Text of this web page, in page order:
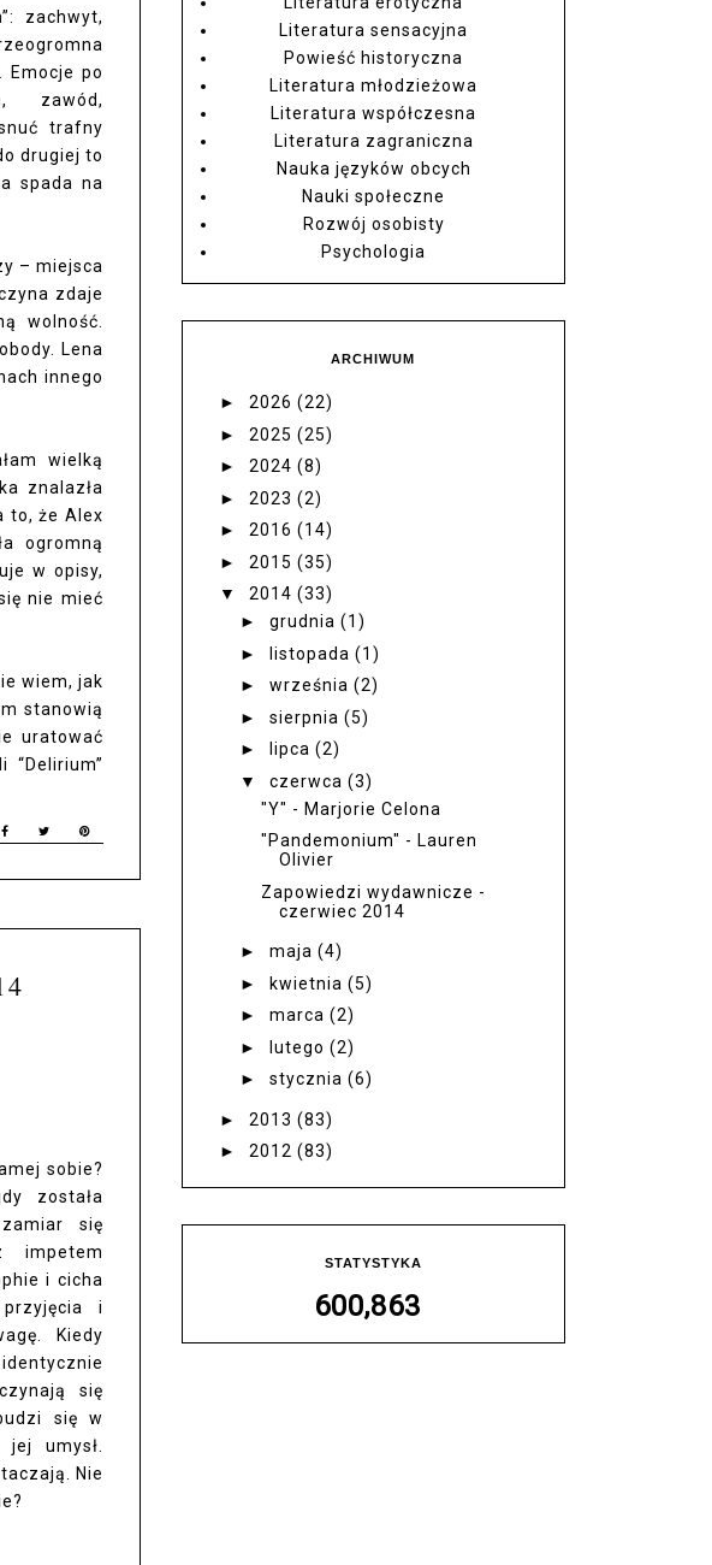
zachwyt,
Emocje po
zawód,
trafny
drugiej to
spada na
– miejsca
zdaje
wolność.
Lena
innego
wielką
znalazła
to, że Alex
ogromną
w opisy,
nie mieć
wiem, jak
stanowią
uratować
sobie?
została
się
impetem
i cicha
i
Kiedy
się
się w
umysł.
Nie
Literatura sensacyjna
Powieść historyczna
Literatura młodzieżowa
Literatura współczesna
Literatura zagraniczna
Nauka języków obcych
Nauki społeczne
Rozwój osobisty
Psychologia
ARCHIWUM
► 2026 (22)
► 2025 (25)
► 2024 (8)
► 2023 (2)
► 2016 (14)
► 2015 (35)
▼ 2014 (33)
► grudnia (1)
►
listopada (1)
► września (2)
► sierpnia (5)
►
lipca (2)
▼ czerwca (3)
"Y" - Marjorie Celona
"Pandemonium" - Lauren
Olivier
Zapowiedzi wydawnicze -
czerwiec 2014
► maja (4)
►
kwietnia (5)
► marca (2)
►
lutego (2)
► stycznia (6)
► 2013 (83)
► 2012 (83)
STATYSTYKA
600,863